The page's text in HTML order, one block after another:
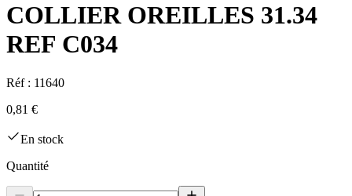
COLLIER OREILLES 31.34
REF C034
Réf : 11640
0,81 €
En stock
Quantité